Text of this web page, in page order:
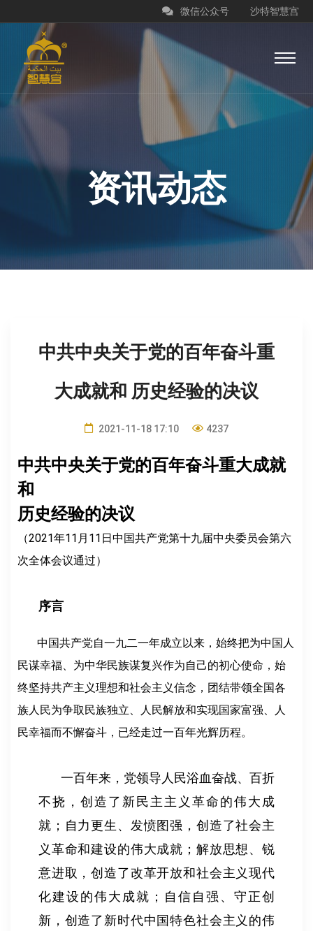
沙特智慧宫
微信公众号
资讯动态
中共中央关于党的百年奋斗重
大成就和 历史经验的决议
2021-11-18 17:10 4237
中共中央关于党的百年奋斗重大成就
和
历史经验的决议
（2021年11月11日中国共产党第十九届中央委员会第六
次全体会议通过）
序言
中国共产党自一九二一年成立以来，始终把为中国人
民谋幸福、为中华民族谋复兴作为自己的初心使命，始
终坚持共产主义理想和社会主义信念，团结带领全国各
族人民为争取民族独立、人民解放和实现国家富强、人
民幸福而不懈奋斗，已经走过一百年光辉历程。
一百年来，党领导人民浴血奋战、百折
不挠，创造了新民主主义革命的伟大成
就；自力更生、发愤图强，创造了社会主
义革命和建设的伟大成就；解放思想、锐
意进取，创造了改革开放和社会主义现代
化建设的伟大成就；自信自强、守正创
新，创造了新时代中国特色社会主义的伟